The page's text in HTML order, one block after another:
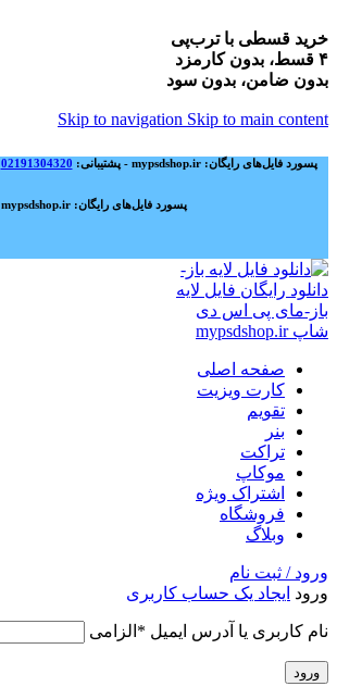
خرید قسطی با ترب‌پی
۴ قسط، بدون کارمزد
بدون ضامن، بدون سود
Skip to navigation Skip to main content
پسورد فایل‌های رایگان: mypsdshop.ir - پشتیبانی: arshiya_ag@yahoo.com 02191304320
پسورد فایل‌های رایگان: mypsdshop.ir
صفحه اصلی
کارت ویزیت
تقویم
بنر
تراکت
موکاپ
اشتراک ویژه
فروشگاه
وبلاگ
ورود / ثبت نام
ورود ایجاد یک حساب کاربری
نام کاربری یا آدرس ایمیل * الزامی
ورود